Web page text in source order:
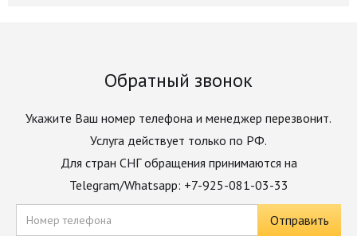
Обратный звонок
Укажите Ваш номер телефона и менеджер перезвонит.
Услуга действует только по РФ.
Для стран СНГ обращения принимаются на
Telegram/Whatsapp: +7-925-081-03-33